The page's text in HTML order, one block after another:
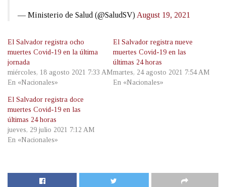
— Ministerio de Salud (@SaludSV) August 19, 2021
El Salvador registra ocho
muertes Covid-19 en la última
jornada
miércoles, 18 agosto 2021 7:33 AM
En «Nacionales»
El Salvador registra nueve
muertes Covid-19 en las
últimas 24 horas
martes, 24 agosto 2021 7:54 AM
En «Nacionales»
El Salvador registra doce
muertes Covid-19 en las
últimas 24 horas
jueves, 29 julio 2021 7:12 AM
En «Nacionales»